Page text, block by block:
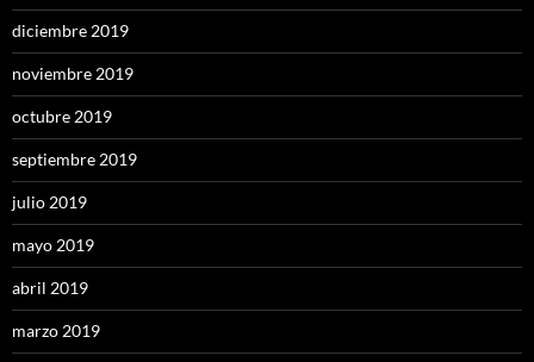
diciembre 2019
noviembre 2019
octubre 2019
septiembre 2019
julio 2019
mayo 2019
abril 2019
marzo 2019